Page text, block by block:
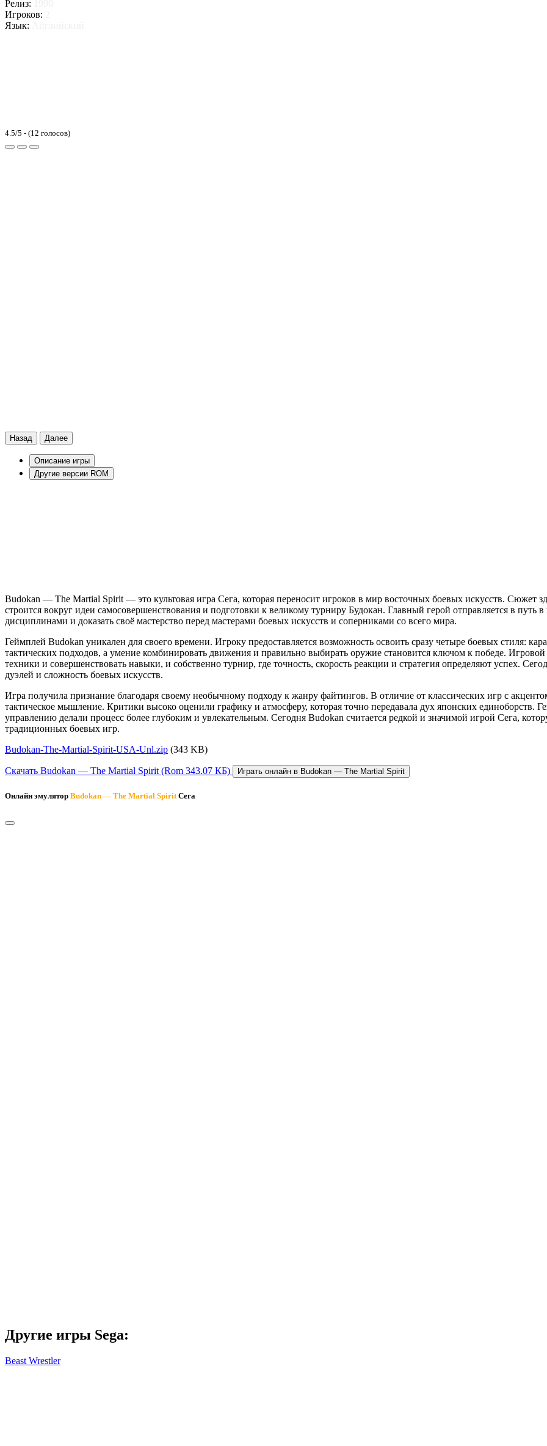
Релиз:
Игроков:
Язык:
4.5/5 - (12 голосов)
Назад Далее
Описание игры
Другие версии ROM
Budokan — The Martial Spirit — это культовая игра Сега, которая переносит игроков в мир восточных боевых искусств. Сюжет
строится вокруг идеи самосовершенствования и подготовки к великому турниру Будокан. Главный герой отправляется в путь
дисциплинами и доказать своё мастерство перед мастерами боевых искусств и соперниками со всего мира.
Геймплей Budokan уникален для своего времени. Игроку предоставляется возможность освоить сразу четыре боевых стиля:
тактических подходов, а умение комбинировать движения и правильно выбирать оружие становится ключом к победе.
техники и совершенствовать навыки, и собственно турнир, где точность, скорость реакции и стратегия определяют успех.
дуэлей и сложность боевых искусств.
Игра получила признание благодаря своему необычному подходу к жанру файтингов. В отличие от классических игр с
тактическое мышление. Критики высоко оценили графику и атмосферу, которая точно передавала дух японских единоборств.
управлению делали процесс более глубоким и увлекательным. Сегодня Budokan считается редкой и значимой игрой Сега,
традиционных боевых игр.
Budokan-The-Martial-Spirit-USA-Unl.zip (343 KB)
Скачать Budokan — The Martial Spirit (Rom 343.07 КБ) Играть онлайн в Budokan — The Martial Spirit
Онлайн эмулятор Budokan — The Martial SpiritСега
Другие игры Sega:
Beast Wrestler